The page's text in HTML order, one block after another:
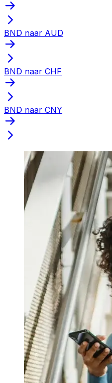
BND naar AUD
BND naar CHF
BND naar CNY